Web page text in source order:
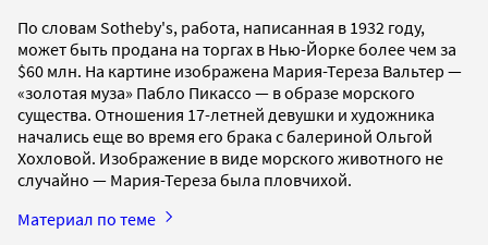
По словам Sotheby's, работа, написанная в 1932 году,
может быть продана на торгах в Нью-Йорке более чем за
$60 млн. На картине изображена Мария-Тереза Вальтер —
«золотая муза» Пабло Пикассо — в образе морского
существа. Отношения 17-летней девушки и художника
начались еще во время его брака с балериной Ольгой
Хохловой. Изображение в виде морского животного не
случайно — Мария-Тереза была пловчихой.
Материал по теме